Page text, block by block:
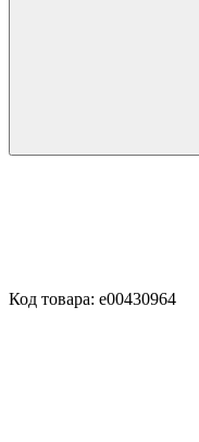
Код товара: e00430964